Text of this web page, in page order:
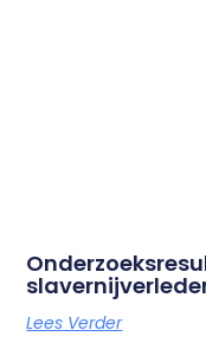
Lees Verder